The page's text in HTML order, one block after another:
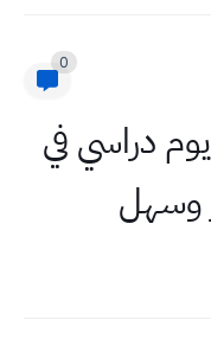
0
دراسي في
وسهل